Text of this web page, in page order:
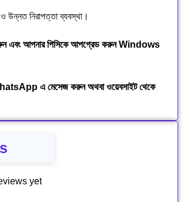
উন্নত নিরাপত্তা ব্যবস্থা।
এবং আপনার পিসিকে আপগ্রেড করুন Windows
এ মেসেজ করুন অথবা ওয়েবসাইট থেকে
yet